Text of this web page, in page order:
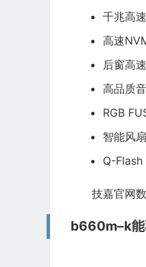
千兆高
高速
后窗高
高品质
RGB
智能风
Q-Flash
技嘉官网
b660m–k